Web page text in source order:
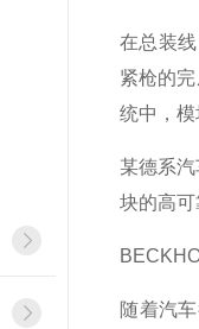
在总装
紧枪的
统中，
某德系
块的高
随着汽